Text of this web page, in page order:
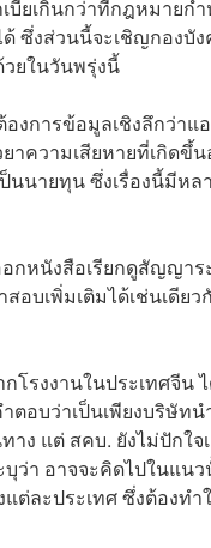
บี้ยเกินกว่าที่กฎหมาย
ซึ่งส่วนนี้จะเชิญกองบั
ยในวันพรุ่งนี้
งการข้อมูลเชิงลึกว่า
าความเสียหายที่เกิด
นายทุน ซึ่งเรื่องนี้มีห
กหนังสือเรียกดูสัญญา
อบเพิ่มเติมได้เช่นเดี
โรงงานในประเทศจี
ตอบว่าเป็นเพียงบริษัท
าง แต่ สคบ. ยังไม่ปักใ
ว่า อาจจะคิดไปในแน
ละประเทศ ซึ่งต้องทำ